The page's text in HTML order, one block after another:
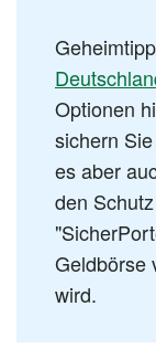
Optionen
sichern
es aber
den
Geldbörse
wird.